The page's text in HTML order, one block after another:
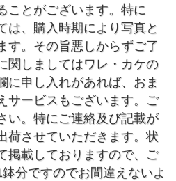
ことがございます。特に
は、購入時期により写真と
す。その旨悪しからずご了
関しましてはワレ・カケの
に申し入れがあれば、おま
サービスもございます。ご
い。特にご連絡及び記載が
荷させていただきます。状
掲載しておりますので、ご
分ですのでお間違えないよ